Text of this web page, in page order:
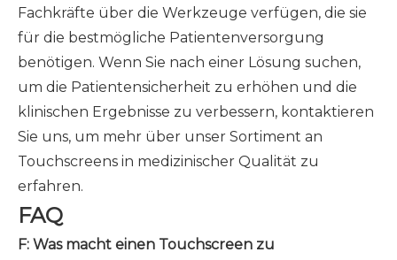
Fachkräfte über die Werkzeuge verfügen, die sie
für die bestmögliche Patientenversorgung
benötigen. Wenn Sie nach einer Lösung suchen,
um die Patientensicherheit zu erhöhen und die
klinischen Ergebnisse zu verbessern, kontaktieren
Sie uns, um mehr über unser Sortiment an
Touchscreens in medizinischer Qualität zu
erfahren.
FAQ
F: Was macht einen Touchscreen zu